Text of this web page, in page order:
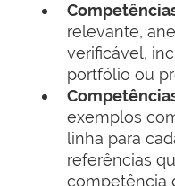
relevante,
verificável,
portfólio ou
exemplos
linha para
referências
competência